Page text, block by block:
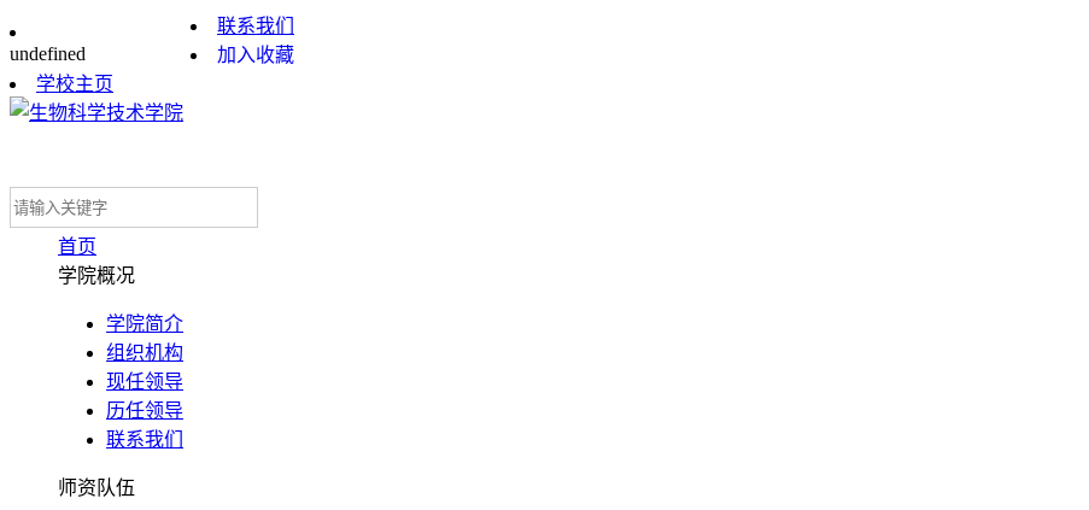
undefined
联系我们
加入收藏
学校主页
首页
学院概况
学院简介
组织机构
现任领导
历任领导
联系我们
师资队伍